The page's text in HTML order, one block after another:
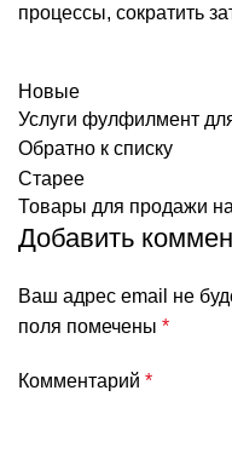
процессы, сократить
Новые
Услуги фулфилмент
Обратно к списку
Старее
Товары для продажи
Добавить
Ваш адрес email не
поля помечены *
Комментарий *